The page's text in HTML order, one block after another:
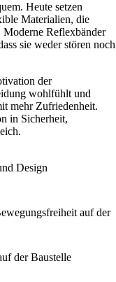
Heute setzen
Materialien, die
Reflexbänder
sie weder stören noch
der
wohlfühlt und
mehr Zufriedenheit.
in Sicherheit,
Design
auf der
der Baustelle